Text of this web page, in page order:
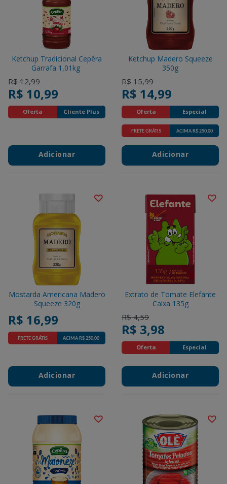
Ketchup Tradicional Cepêra
Garrafa 1,01kg
Price reduced from
R$ 12,99to
R$ 10,99
Oferta Cliente Plus
Adicionar
Ketchup Madero Squeeze
350g
Price reduced from
R$ 15,99to
R$ 14,99
Oferta Especial
Promotions
FRETE GRÁTIS ACIMA R$ 250,00
Adicionar
Mostarda Americana Madero
Squeeze 320g
R$ 16,99
Promotions
FRETE GRÁTIS ACIMA R$ 250,00
Adicionar
Extrato de Tomate Elefante
Caixa 135g
Price reduced from
R$ 4,59to
R$ 3,98
Oferta Especial
Adicionar